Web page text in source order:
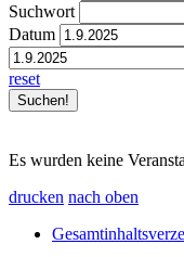
Suchwort
Datum
reset
Es wurden keine
drucken nach oben